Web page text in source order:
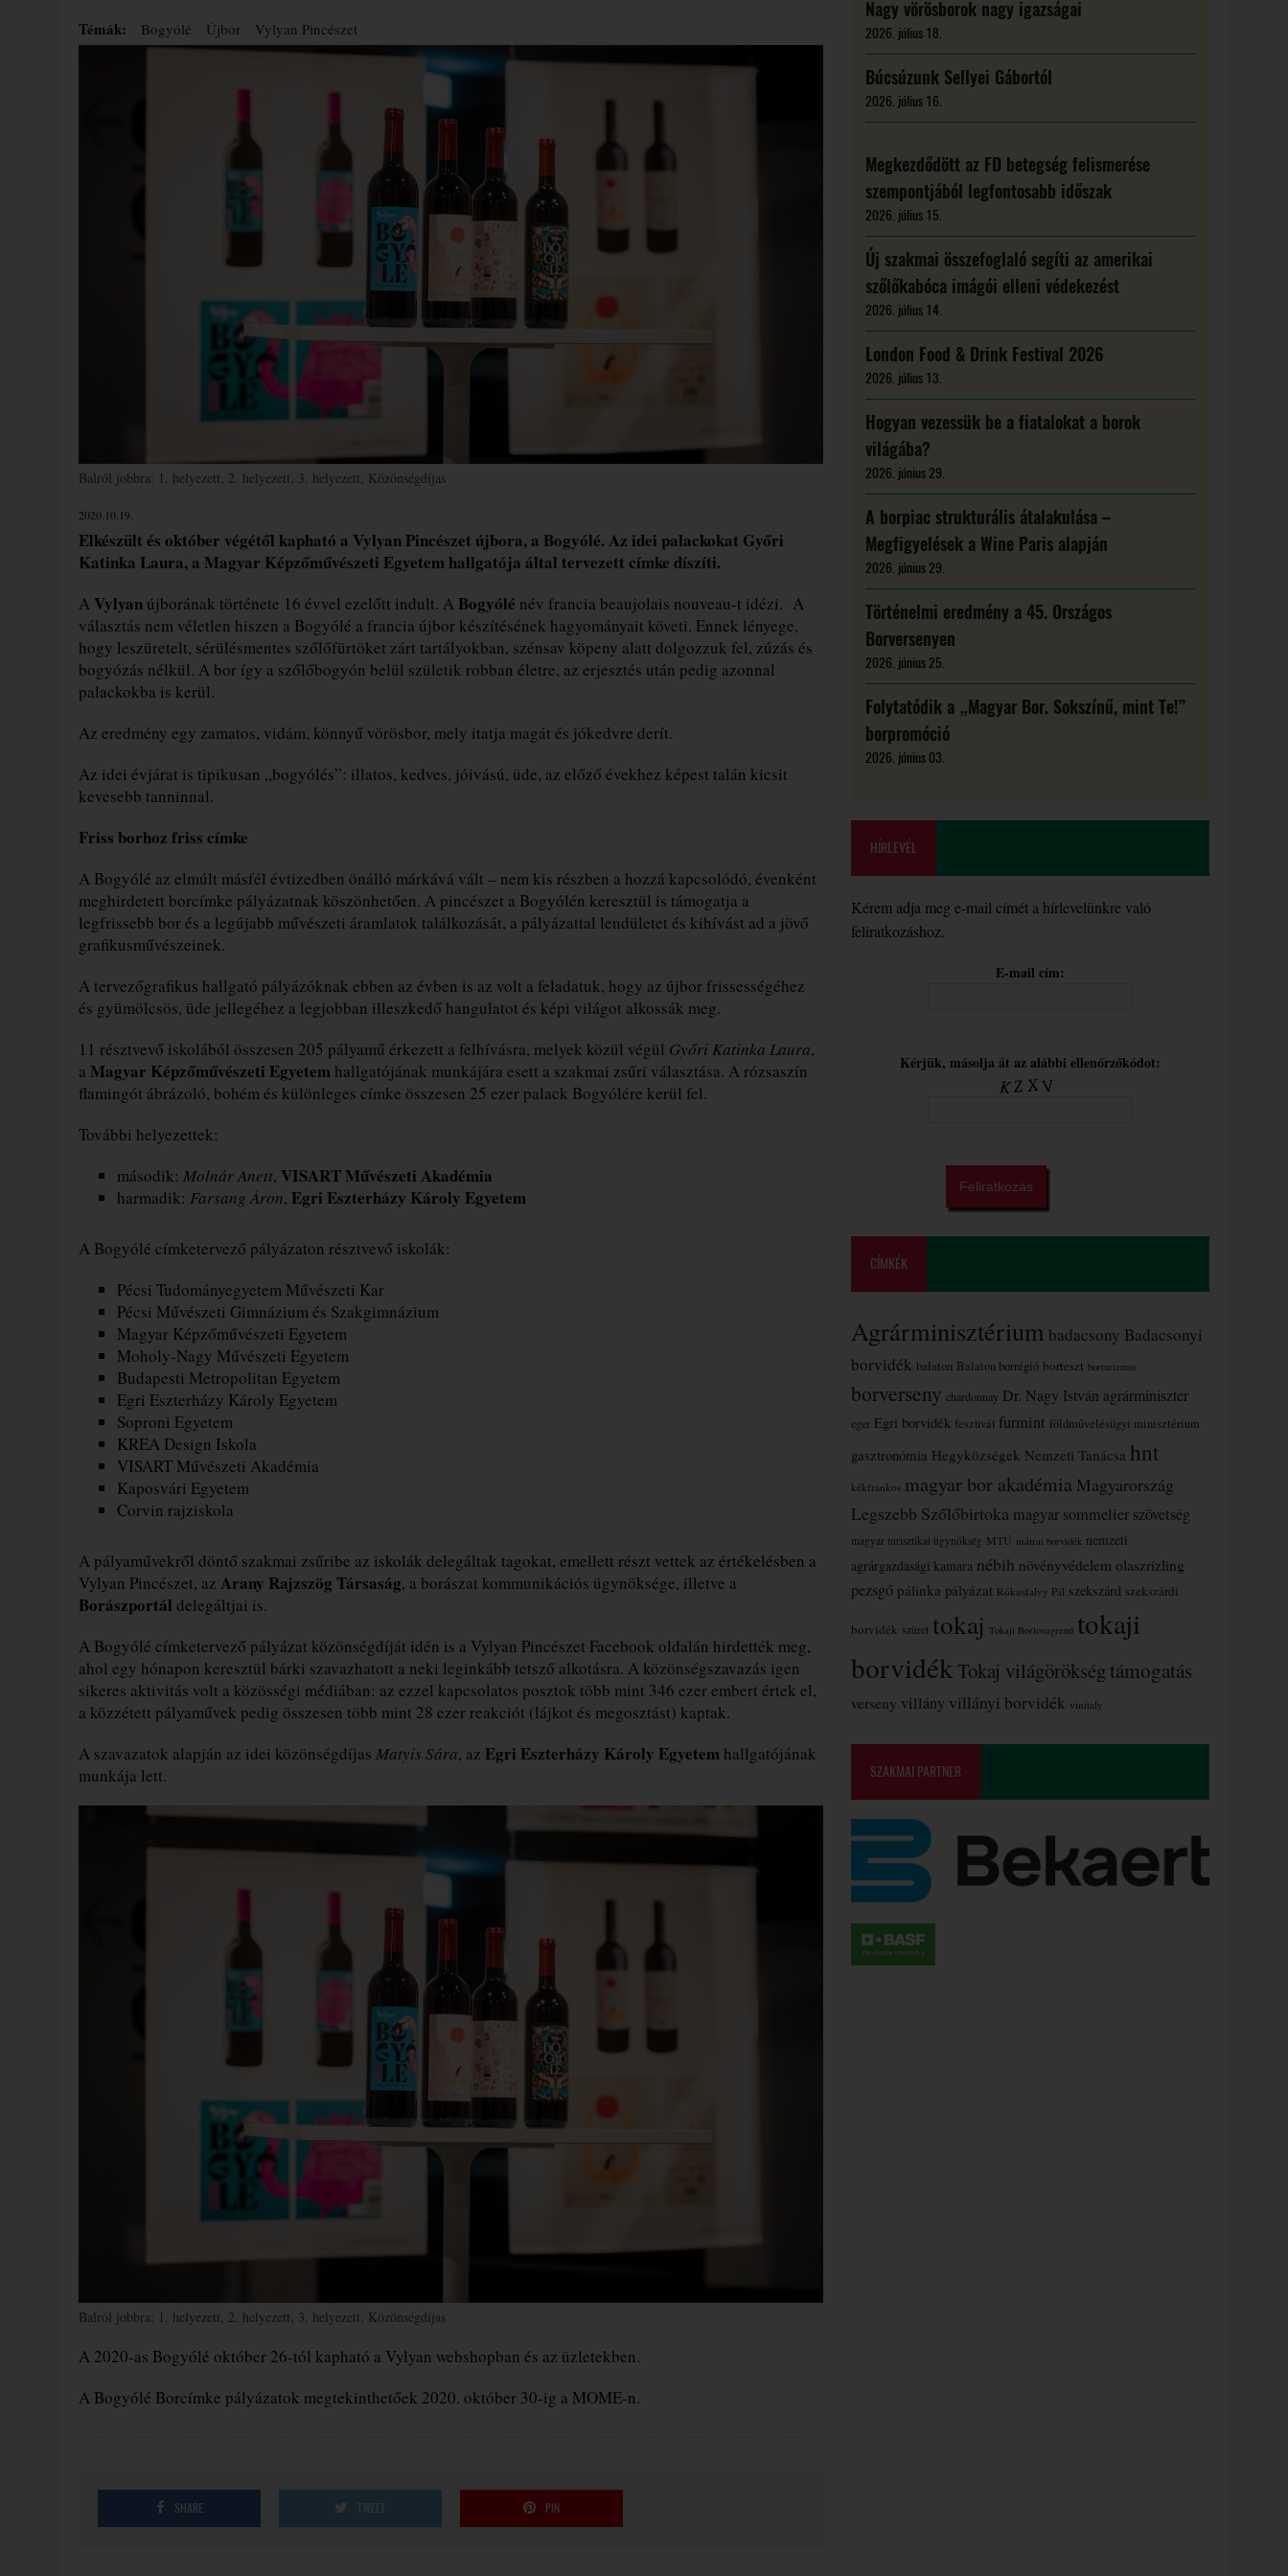
Témák: Bogyólé Újbor Vylyan Pincészet
Balról jobbra: 1. helyezett, 2. helyezett, 3. helyezett, Közönségdíjas
2020.10.19.
Elkészült és október végétől kapható a Vylyan Pincészet újbora, a Bogyólé. Az idei palackokat Győri
Katinka Laura, a Magyar Képzőművészeti Egyetem hallgatója által tervezett címke díszíti.
A Vylyan újborának története 16 évvel ezelőtt indult. A Bogyólé név francia beaujolais nouveau-t idézi. A
választás nem véletlen hiszen a Bogyólé a francia újbor készítésének hagyományait követi. Ennek lényege,
hogy leszüretelt, sérülésmentes szőlőfürtöket zárt tartályokban, szénsav köpeny alatt dolgozzuk fel, zúzás és
bogyózás nélkül. A bor így a szőlőbogyón belül születik robban életre, az erjesztés után pedig azonnal
palackokba is kerül.
Az eredmény egy zamatos, vidám, könnyű vörösbor, mely itatja magát és jókedvre derít.
Az idei évjárat is tipikusan „bogyólés”: illatos, kedves, jóivású, üde, az előző évekhez képest talán kicsit
kevesebb tanninnal.
Friss borhoz friss címke
A Bogyólé az elmúlt másfél évtizedben önálló márkává vált – nem kis részben a hozzá kapcsolódó, évenként
meghirdetett borcímke pályázatnak köszönhetően. A pincészet a Bogyólén keresztül is támogatja a
legfrissebb bor és a legújabb művészeti áramlatok találkozását, a pályázattal lendületet és kihívást ad a jövő
grafikusművészeinek.
A tervezőgrafikus hallgató pályázóknak ebben az évben is az volt a feladatuk, hogy az újbor frissességéhez
és gyümölcsös, üde jellegéhez a legjobban illeszkedő hangulatot és képi világot alkossák meg.
11 résztvevő iskolából összesen 205 pályamű érkezett a felhívásra, melyek közül végül Győri Katinka Laura,
a Magyar Képzőművészeti Egyetem hallgatójának munkájára esett a szakmai zsűri választása. A rózsaszín
flamingót ábrázoló, bohém és különleges címke összesen 25 ezer palack Bogyólére kerül fel.
További helyezettek:
második: Molnár Anett, VISART Művészeti Akadémia
harmadik: Farsang Áron, Egri Eszterházy Károly Egyetem
A Bogyólé címketervező pályázaton résztvevő iskolák:
Pécsi Tudományegyetem Művészeti Kar
Pécsi Művészeti Gimnázium és Szakgimnázium
Magyar Képzőművészeti Egyetem
Moholy-Nagy Művészeti Egyetem
Budapesti Metropolitan Egyetem
Egri Eszterházy Károly Egyetem
Soproni Egyetem
KREA Design Iskola
VISART Művészeti Akadémia
Kaposvári Egyetem
Corvin rajziskola
A pályaművekről döntő szakmai zsűribe az iskolák delegáltak tagokat, emellett részt vettek az értékelésben a
Vylyan Pincészet, az Arany Rajzszög Társaság, a borászat kommunikációs ügynöksége, illetve a
Borászportál delegáltjai is.
A Bogyólé címketervező pályázat közönségdíját idén is a Vylyan Pincészet Facebook oldalán hirdették meg,
ahol egy hónapon keresztül bárki szavazhatott a neki leginkább tetsző alkotásra. A közönségszavazás igen
sikeres aktivitás volt a közösségi médiában: az ezzel kapcsolatos posztok több mint 346 ezer embert értek el,
a közzétett pályaművek pedig összesen több mint 28 ezer reakciót (lájkot és megosztást) kaptak.
A szavazatok alapján az idei közönségdíjas Matyis Sára, az Egri Eszterházy Károly Egyetem hallgatójának
munkája lett.
Balról jobbra: 1. helyezett, 2. helyezett, 3. helyezett, Közönségdíjas
A 2020-as Bogyólé október 26-tól kapható a Vylyan webshopban és az üzletekben.
A Bogyólé Borcímke pályázatok megtekinthetőek 2020. október 30-ig a MOME-n.
SHARE TWEET PIN
Nagy vörösborok nagy igazságai
2026. július 18.
Búcsúzunk Sellyei Gábortól
2026. július 16.
Megkezdődött az FD betegség felismerése
szempontjából legfontosabb időszak
2026. július 15.
Új szakmai összefoglaló segíti az amerikai
szőlőkabóca imágói elleni védekezést
2026. július 14.
London Food & Drink Festival 2026
2026. július 13.
Hogyan vezessük be a fiatalokat a borok
világába?
2026. június 29.
A borpiac strukturális átalakulása –
Megfigyelések a Wine Paris alapján
2026. június 29.
Történelmi eredmény a 45. Országos
Borversenyen
2026. június 25.
Folytatódik a „Magyar Bor. Sokszínű, mint Te!”
borpromóció
2026. június 03.
HÍRLEVÉL
Kérem adja meg e-mail címét a hírlevelünkre való
feliratkozáshoz.
E-mail cím:
Kérjük, másolja át az alábbi ellenőrzőkódot:
CÍMKÉK
Agrárminisztérium badacsony Badacsonyi
borvidék balaton Balaton borrégió borteszt borturizmus
borverseny chardonnay Dr. Nagy István agrárminiszter
eger Egri borvidék fesztivál furmint földművelésügyi minisztérium
gasztronómia Hegyközségek Nemzeti Tanácsa hnt
kékfrankos magyar bor akadémia Magyarország
Legszebb Szőlőbirtoka magyar sommelier szövetség
magyar turisztikai ügynökség MTÜ mátrai borvidék nemzeti
agrárgazdasági kamara nébih növényvédelem olaszrizling
pezsgő pálinka pályázat Rókusfalvy Pál szekszárd szekszárdi
borvidék szüret tokaj Tokaji Borlovagrend tokaji
borvidékTokaj világörökségtámogatás
verseny villány villányi borvidék vinitaly
SZAKMAI PARTNER